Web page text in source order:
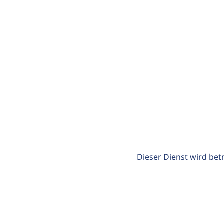
Dieser Dienst wird